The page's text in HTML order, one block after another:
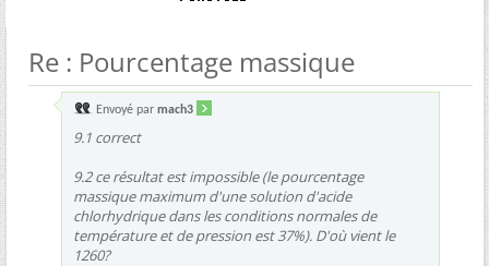
Re : Pourcentage massique
Envoyé par mach3
9.1 correct
9.2 ce résultat est impossible (le pourcentage
massique maximum d'une solution d'acide
chlorhydrique dans les conditions normales de
température et de pression est 37%). D'où vient le
1260?